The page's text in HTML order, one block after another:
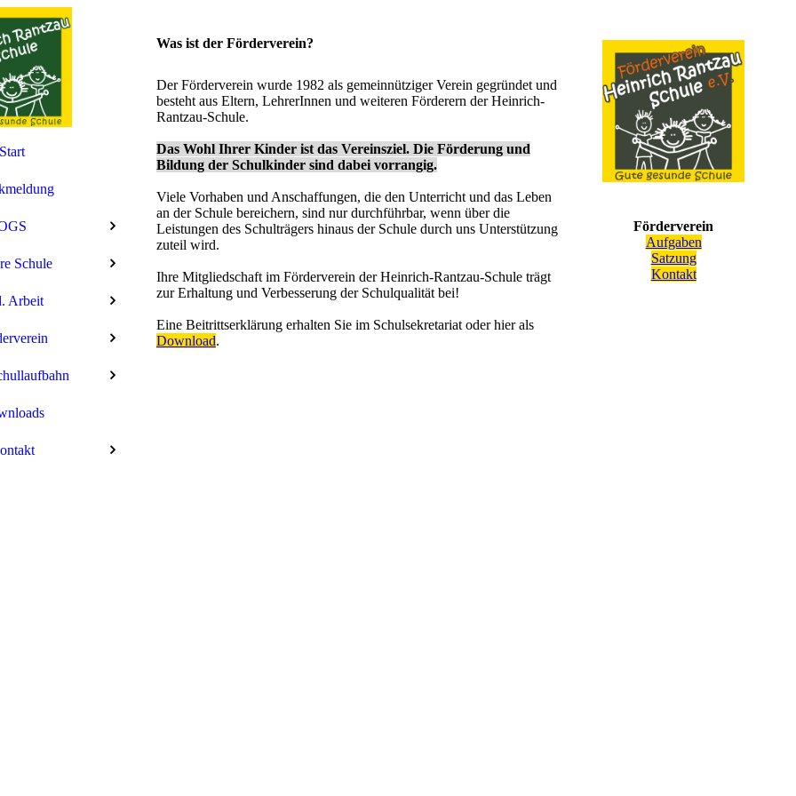
Schule
Arbeit
Was ist der Förderverein?
Der Förderverein wurde 1982 als gemeinnütziger Verein gegründet und
besteht aus Eltern, LehrerInnen und weiteren Förderern der Heinrich-
Rantzau-Schule.
Das Wohl Ihrer Kinder ist das Vereinsziel. Die Förderung und
Bildung der Schulkinder sind dabei vorrangig.
Viele Vorhaben und Anschaffungen, die den Unterricht und das Leben
an der Schule bereichern, sind nur durchführbar, wenn über die
Leistungen des Schulträgers hinaus der Schule durch uns Unterstützung
zuteil wird.
Ihre Mitgliedschaft im Förderverein der Heinrich-Rantzau-Schule trägt
zur Erhaltung und Verbesserung der Schulqualität bei!
Eine Beitrittserklärung erhalten Sie im Schulsekretariat oder hier als
Download.
Förderverein
Aufgaben
Satzung
Kontakt